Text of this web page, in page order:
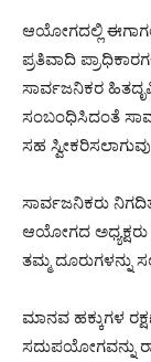
ಆಯೋಗದಲ್ಲಿ
ಪ್ರತಿವಾದಿ
ಸಾರ್ವಜನಿಕರ
ಸಂಬಂಧಿಸಿದಂತೆ
ಸಹ
ಸಾರ್ವಜನಿಕರು
ಆಯೋಗದ ಅಧ್ಯಕ್ಷರು
ತಮ್ಮ ದೂರುಗಳನ್ನು
ಮಾನವ ಹಕ್ಕುಗಳ
ಸದುಪಯೋಗವನ್ನು